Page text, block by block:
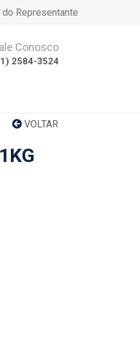
do Representante
Conosco
2584-3524
VOLTAR